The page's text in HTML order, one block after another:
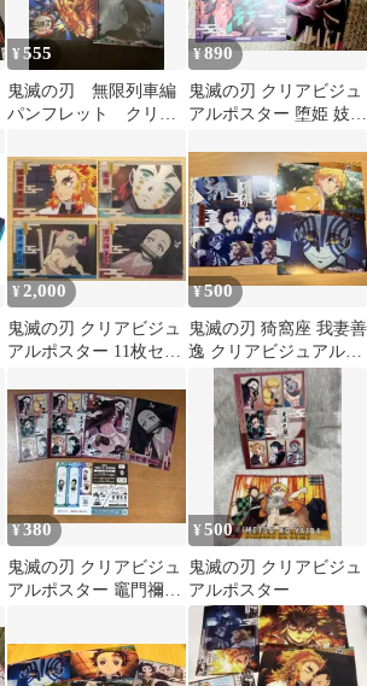
¥555
鬼滅の刃 無限列車編
パンフレット クリア
限列車編其の弐
¥890
鬼滅の刃 クリアビジュ
アルポスター 堕姫 妓夫
¥2,000
鬼滅の刃 クリアビジュ
アルポスター 11枚セッ
¥500
鬼滅の刃 猗窩座 我妻善
逸 クリアビジュアルポ
スター
¥380
鬼滅の刃 クリアビジュ
アルポスター 竈門禰豆
¥500
鬼滅の刃 クリアビジュ
アルポスター